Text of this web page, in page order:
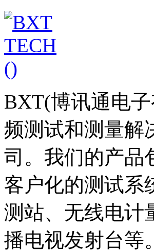
BXT(博讯通电
频测试和测量解
司。我们的产品
客户化的测试系
测站、无线电计
播电视发射台等。